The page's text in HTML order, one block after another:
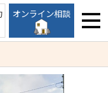
オンライン相談